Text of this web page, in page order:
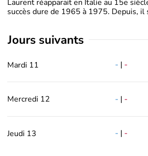
Laurent réapparait en Italie au 15e
succès dure de 1965 à 1975. Depuis, il
jours suivants
Mardi 11 - | -
Mercredi 12 - | -
Jeudi 13 - | -